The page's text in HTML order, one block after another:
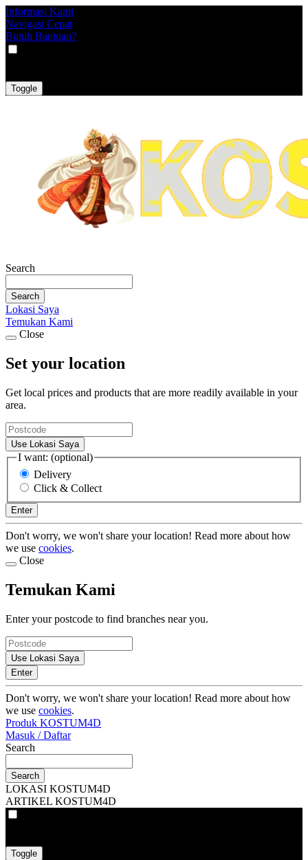
Informasi Kami
Navigasi Cepat
Butuh Bantuan?
Toggle
Search
Search
Lokasi Saya
Temukan Kami
Close
Set your location
Get local prices and products that are more readily available in your
area.
Use Lokasi Saya
I want: (optional)
Delivery
Click & Collect
Enter
Don't worry, we won't share your location! Read more about how
we use cookies.
Close
Temukan Kami
Enter your postcode to find branches near you.
Use Lokasi Saya
Enter
Don't worry, we won't share your location! Read more about how
we use cookies.
Produk KOSTUM4D
Masuk / Daftar
Search
Search
LOKASI KOSTUM4D
ARTIKEL KOSTUM4D
Toggle